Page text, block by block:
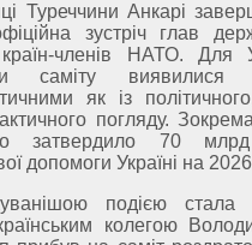
Туреччини Анкарі
зустріч глав
членів НАТО. Для
саміту виявилися
як із
погляду.
затвердило 70
допомоги Україні на 2026
подією стала
колегою